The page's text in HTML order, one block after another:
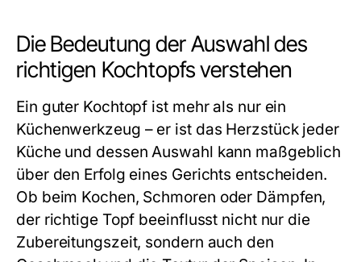
Die Bedeutung der Auswahl des
richtigen Kochtopfs verstehen
Ein guter Kochtopf ist mehr als nur ein
Küchenwerkzeug – er ist das Herzstück jeder
Küche und dessen Auswahl kann maßgeblich
über den Erfolg eines Gerichts entscheiden.
Ob beim Kochen, Schmoren oder Dämpfen,
der richtige Topf beeinflusst nicht nur die
Zubereitungszeit, sondern auch den